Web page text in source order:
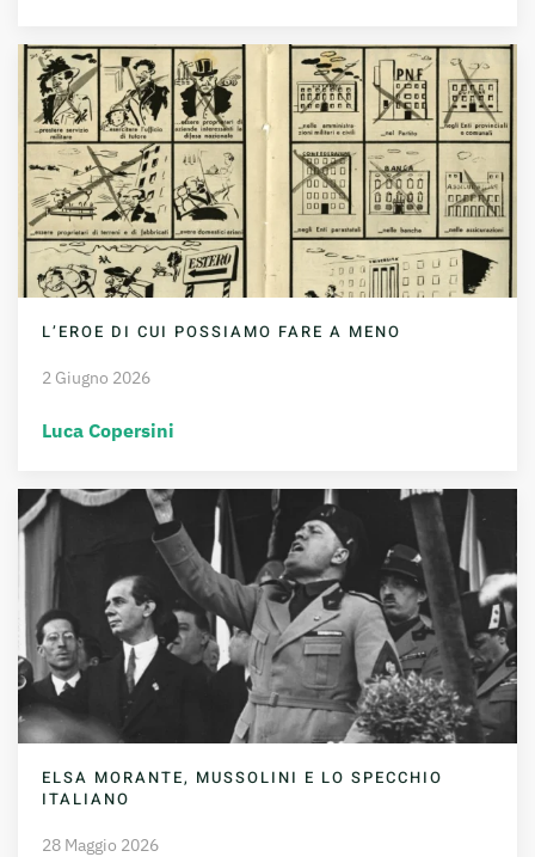
L’EROE DI CUI POSSIAMO FARE A MENO
2 Giugno 2026
Luca Copersini
ELSA MORANTE, MUSSOLINI E LO SPECCHIO
ITALIANO
28 Maggio 2026